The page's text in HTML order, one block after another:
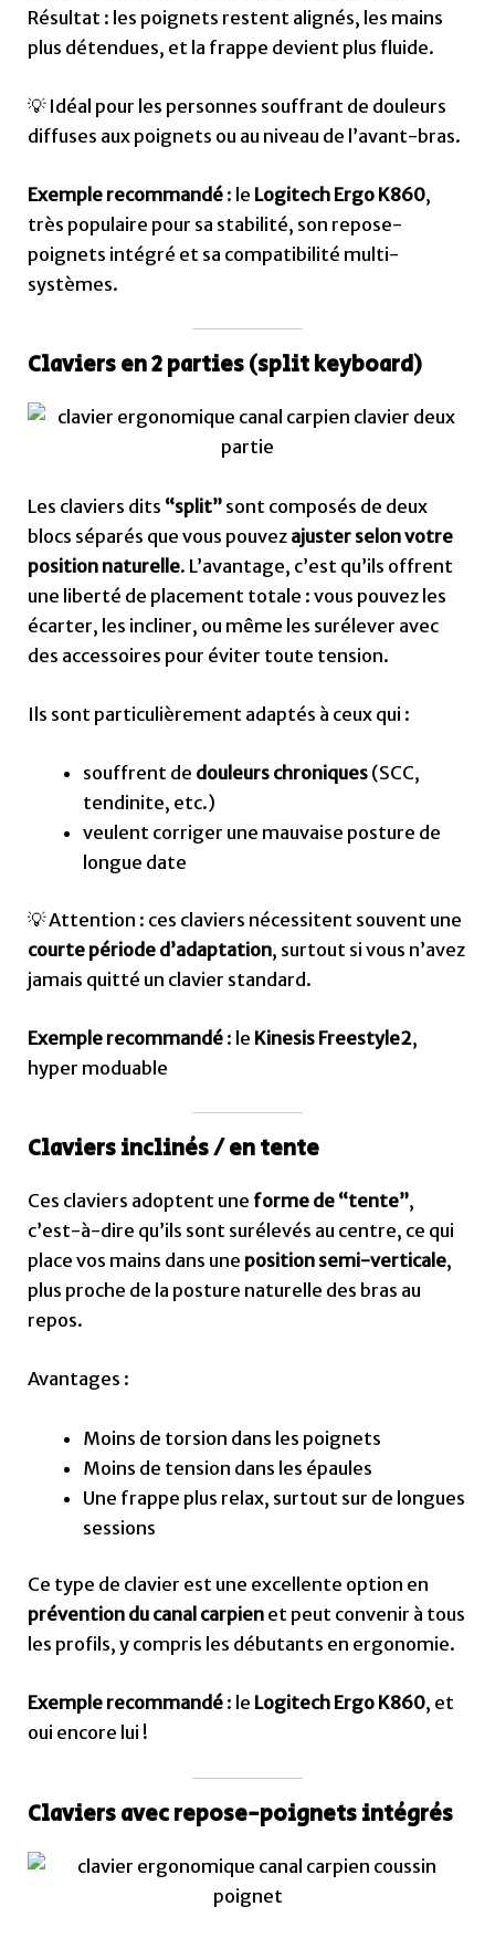
Résultat : les poignets restent alignés, les mains
plus détendues, et la frappe devient plus fluide.
💡 Idéal pour les personnes souffrant de douleurs
diffuses aux poignets ou au niveau de l’avant-bras.
Exemple recommandé : le Logitech Ergo K860,
très populaire pour sa stabilité, son repose-
poignets intégré et sa compatibilité multi-
systèmes.
Claviers en 2 parties (split keyboard)
Les claviers dits “split” sont composés de deux
blocs séparés que vous pouvez ajuster selon votre
position naturelle. L’avantage, c’est qu’ils offrent
une liberté de placement totale : vous pouvez les
écarter, les incliner, ou même les surélever avec
des accessoires pour éviter toute tension.
Ils sont particulièrement adaptés à ceux qui :
souffrent de douleurs chroniques(SCC,
tendinite, etc.)
veulent corriger une mauvaise posture de
longue date
💡 Attention : ces claviers nécessitent souvent une
courte période d’adaptation, surtout si vous n’avez
jamais quitté un clavier standard.
Exemple recommandé : le Kinesis Freestyle2,
hyper moduable
Claviers inclinés / en tente
Ces claviers adoptent une forme de “tente”,
c’est-à-dire qu’ils sont surélevés au centre, ce qui
place vos mains dans une position semi-verticale,
plus proche de la posture naturelle des bras au
repos.
Avantages :
Moins de torsion dans les poignets
Moins de tension dans les épaules
Une frappe plus relax, surtout sur de longues
sessions
Ce type de clavier est une excellente option en
prévention du canal carpien et peut convenir à tous
les profils, y compris les débutants en ergonomie.
Exemple recommandé : le Logitech Ergo K860, et
oui encore lui !
Claviers avec repose-poignets intégrés